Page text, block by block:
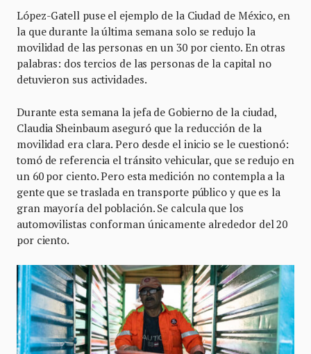
López-Gatell puse el ejemplo de la Ciudad de México, en
la que durante la última semana solo se redujo la
movilidad de las personas en un 30 por ciento. En otras
palabras: dos tercios de las personas de la capital no
detuvieron sus actividades.
Durante esta semana la jefa de Gobierno de la ciudad,
Claudia Sheinbaum aseguró que la reducción de la
movilidad era clara. Pero desde el inicio se le cuestionó:
tomó de referencia el tránsito vehicular, que se redujo en
un 60 por ciento. Pero esta medición no contempla a la
gente que se traslada en transporte público y que es la
gran mayoría del población. Se calcula que los
automovilistas conforman únicamente alrededor del 20
por ciento.